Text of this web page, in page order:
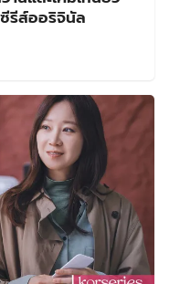
รีส์ออริจินัล